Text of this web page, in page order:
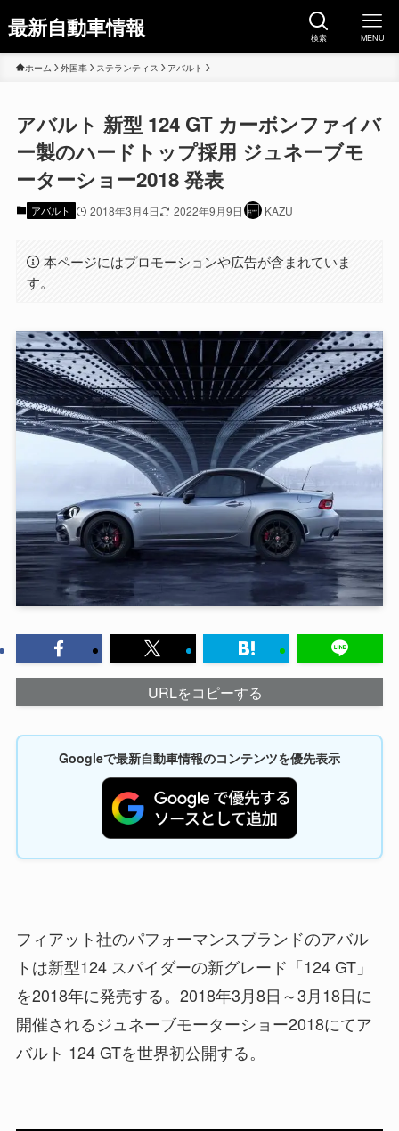
最新自動車情報 検索 MENU
ホーム 外国車 ステランティス アバルト
アバルト 新型 124 GT カーボンファイバ
ー製のハードトップ採用 ジュネーブモ
ーターショー2018 発表
アバルト 2018年3月4日 2022年9月9日 KAZU
本ページにはプロモーションや広告が含まれていま
す。
URLをコピーする
Googleで最新自動車情報のコンテンツを優先表示
フィアット社のパフォーマンスブランドのアバル
トは新型124 スパイダーの新グレード「124 GT」
を2018年に発売する。2018年3月8日～3月18日に
開催されるジュネーブモーターショー2018にてア
バルト 124 GTを世界初公開する。